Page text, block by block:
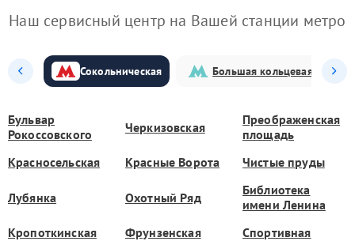
Наш сервисный центр на Вашей станции метро
Сокольническая Большая кольцевая
Бульвар
Рокоссовского
Черкизовская
Преображенская
площадь
Красносельская
Красные Ворота Чистые пруды
Лубянка Охотный Ряд
Библиотека
имени Ленина
Кропоткинская
Фрунзенская
Спортивная